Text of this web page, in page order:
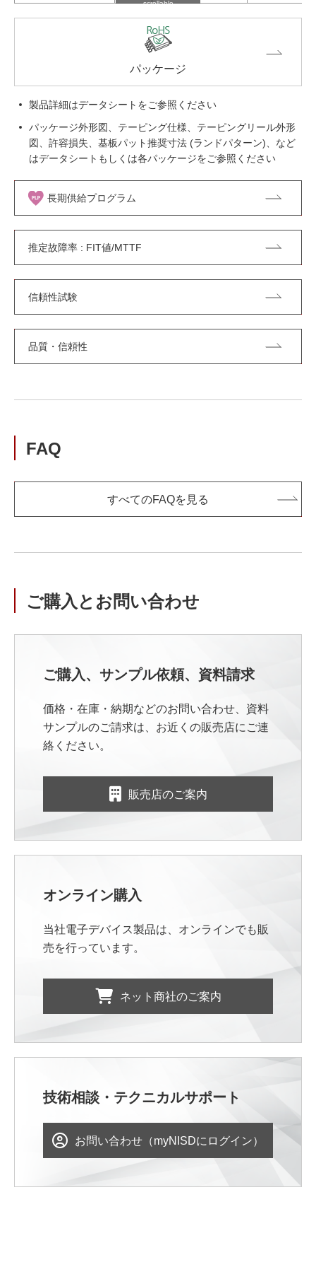
scrollable
パッケージ
製品詳細はデータシートをご参照ください
パッケージ外形図、テーピング仕様、テーピングリール外形
図、許容損失、基板パット推奨寸法 (ランドパターン)、など
はデータシートもしくは各パッケージをご参照ください
長期供給プログラム
推定故障率 : FIT値/MTTF
信頼性試験
品質・信頼性
FAQ
すべてのFAQを見る
ご購入とお問い合わせ
ご購入、サンプル依頼、資料請求
価格・在庫・納期などのお問い合わせ、資料
サンプルのご請求は、お近くの販売店にご連
絡ください。
販売店のご案内
オンライン購入
当社電子デバイス製品は、オンラインでも販
売を行っています。
ネット商社のご案内
技術相談・テクニカルサポート
お問い合わせ（myNISDにログイン）